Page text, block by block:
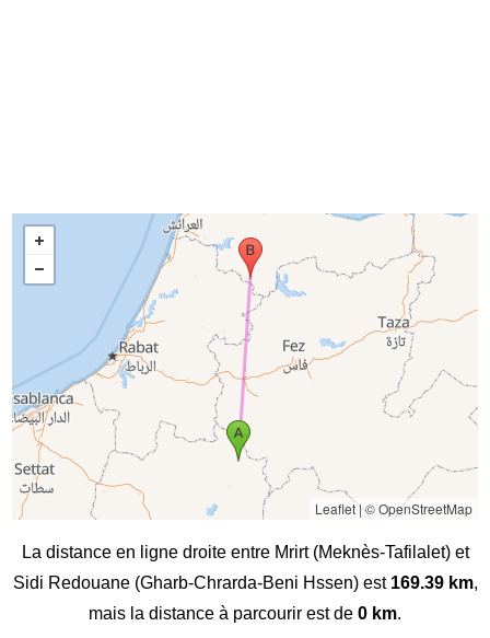
Leaflet|© OpenStreetMap
La distance en ligne droite entre Mrirt (Meknès-Tafilalet) et
Sidi Redouane (Gharb-Chrarda-Beni Hssen) est 169.39 km,
mais la distance à parcourir est de 0 km.